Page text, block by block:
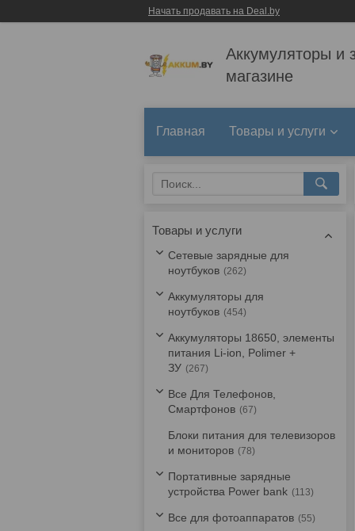
Начать продавать на Deal.by
Аккумуляторы и
магазине
Главная Товары и услуги
Товары и услуги
Сетевые зарядные для
ноутбуков
262
Аккумуляторы для
ноутбуков
454
Аккумуляторы 18650, элементы
питания Li-ion, Polimer +
ЗУ
267
Все Для Телефонов,
Смартфонов
67
Блоки питания для телевизоров
и мониторов
78
Портативные зарядные
устройства Power bank
113
Все для фотоаппаратов 55